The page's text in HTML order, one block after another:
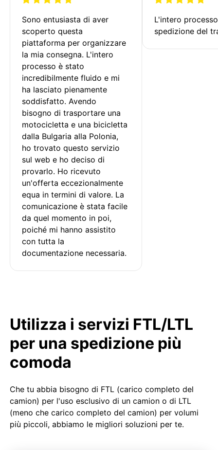
Sono entusiasta di aver
scoperto questa
piattaforma per organizzare
la mia consegna. L'intero
processo è stato
incredibilmente fluido e mi
ha lasciato pienamente
soddisfatto. Avendo
bisogno di trasportare una
motocicletta e una bicicletta
dalla Bulgaria alla Polonia,
ho trovato questo servizio
sul web e ho deciso di
provarlo. Ho ricevuto
un'offerta eccezionalmente
equa in termini di valore. La
comunicazione è stata facile
da quel momento in poi,
poiché mi hanno assistito
con tutta la
documentazione necessaria.
L'intero
spedizione del
Utilizza i servizi FTL/LTL
per una spedizione più
comoda
Che tu abbia bisogno di FTL (carico completo del
camion) per l'uso esclusivo di un camion o di LTL
(meno che carico completo del camion) per volumi
più piccoli, abbiamo le migliori soluzioni per te.